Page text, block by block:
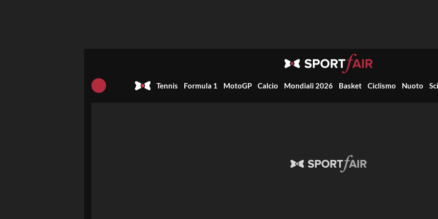
Tennis Formula 1 MotoGP Calcio Mondiali 2026 Basket Ciclismo Nuoto Sci